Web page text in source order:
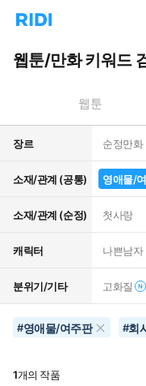
리
홈
으
턴
트
웹툰/만화 키워드
웹툰
장르 순정만화
소재/관계 (공통) 영애물/
소재/관계 (순정) 첫사랑
캐릭터 나쁜남자
분위기/기타 고화질
#영애물/여주판 #회
1개의 작품